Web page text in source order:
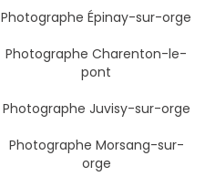
Photographe Épinay-sur-orge
Photographe Charenton-le-
pont
Photographe Juvisy-sur-orge
Photographe Morsang-sur-
orge